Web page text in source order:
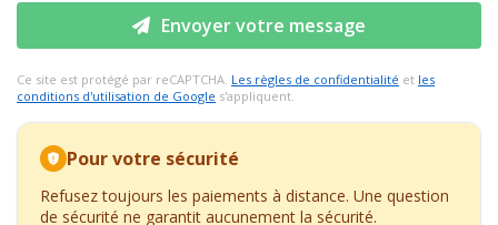
Envoyer votre message
Ce site est protégé par reCAPTCHA. Les règles de confidentialité et les
conditions d'utilisation de Google s'appliquent.
Pour votre sécurité
Refusez toujours les paiements à distance. Une question
de sécurité ne garantit aucunement la sécurité.